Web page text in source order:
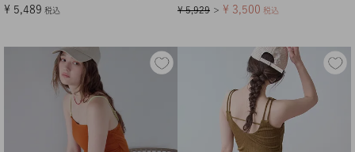
¥ 5,489 税込
¥ 5,929 ＞ ¥ 3,500 税込